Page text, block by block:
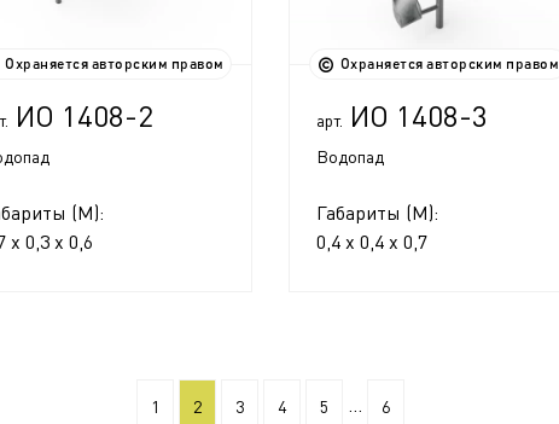
Охраняется авторским правом
ИО 1408-2
(М):
x 0,3 x 0,6
Охраняется авторским правом
арт. ИО 1408-3
Водопад
Габариты (М):
0,4 x 0,4 x 0,7
1 2 3 4 5 6